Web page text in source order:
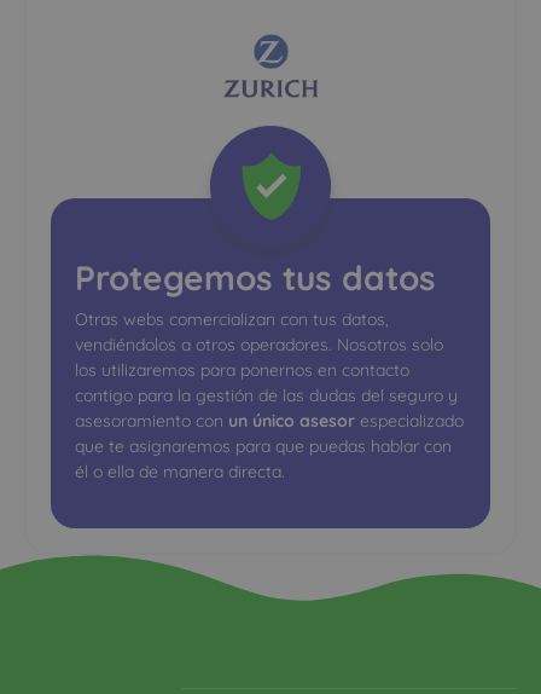
Protegemos tus datos
Otras webs comercializan con tus datos,
vendiéndolos a otros operadores. Nosotros solo
los utilizaremos para ponernos en contacto
contigo para la gestión de las dudas del seguro y
asesoramiento con un único asesor especializado
que te asignaremos para que puedas hablar con
él o ella de manera directa.